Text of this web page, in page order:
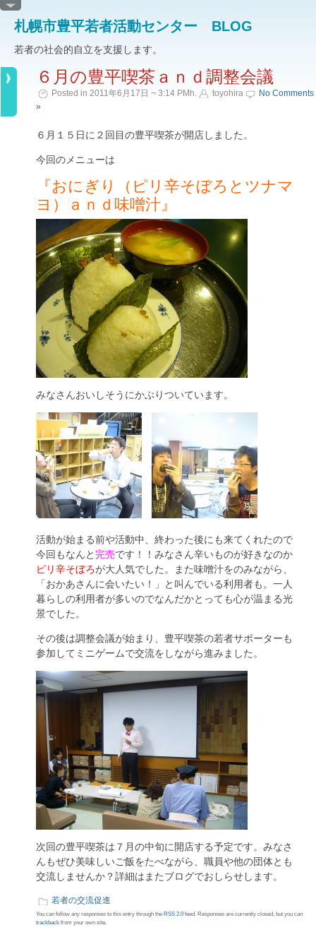
札幌市豊平若者活動センター BLOG
若者の社会的自立を支援します。
６月の豊平喫茶ａｎｄ調整会議
Posted in 2011年6月17日 ¬ 3:14 PMh. toyohira
No Comments
»
６月１５日に２回目の豊平喫茶が開店しました。
今回のメニューは
『おにぎり（ピリ辛そぼろとツナマ
ヨ）ａｎｄ味噌汁』
みなさんおいしそうにかぶりついています。
活動が始まる前や活動中、終わった後にも来てくれたので
今回もなんと 完売です！！みなさん辛いものが好きなのか
ピリ辛そぼろが大人気でした。また味噌汁をのみながら、
「おかあさんに会いたい！」と叫んでいる利用者も。一人
暮らしの利用者が多いのでなんだかとっても心が温まる光
景でした。
その後は調整会議が始まり、豊平喫茶の若者サポーターも
参加してミニゲームで交流をしながら進みました。
次回の豊平喫茶は７月の中旬に開店する予定です。みなさ
んもぜひ美味しいご飯をたべながら、職員や他の団体とも
交流しませんか？詳細はまたブログでおしらせします。
若者の交流促進
You can follow any responses to this entry through the RSS 2.0 feed. Responses are currently closed, but you can
trackback from your own site.